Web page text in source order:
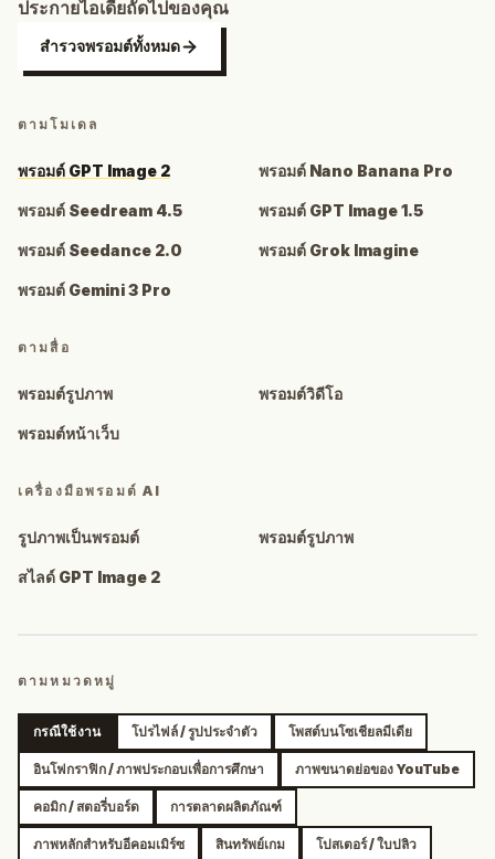
ประกายไอเดียถัดไปของคุณ
สำรวจพรอมต์ทั้งหมด
ตามโมเดล
พรอมต์ GPT Image 2 พรอมต์ Nano Banana Pro
พรอมต์ Seedream 4.5 พรอมต์ GPT Image 1.5
พรอมต์ Seedance 2.0 พรอมต์ Grok Imagine
พรอมต์ Gemini 3 Pro
ตามสื่อ
พรอมต์รูปภาพ พรอมต์วิดีโอ
พรอมต์หน้าเว็บ
เครื่องมือพรอมต์ AI
รูปภาพเป็นพรอมต์ พรอมต์รูปภาพ
สไลด์ GPT Image 2
ตามหมวดหมู่
กรณีใช้งาน โปรไฟล์ / รูปประจำตัว โพสต์บนโซเชียลมีเดีย
อินโฟกราฟิก / ภาพประกอบเพื่อการศึกษา ภาพขนาดย่อของ YouTube
คอมิก / สตอรี่บอร์ด การตลาดผลิตภัณฑ์
ภาพหลักสำหรับอีคอมเมิร์ซ สินทรัพย์เกม โปสเตอร์ / ใบปลิว